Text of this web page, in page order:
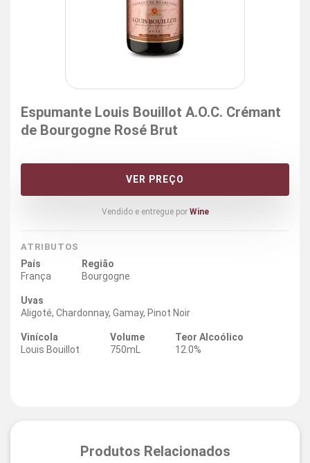
Espumante Louis Bouillot A.O.C. Crémant
de Bourgogne Rosé Brut
VER PREÇO
Vendido e entregue por Wine
ATRIBUTOS
País
França
Região
Bourgogne
Uvas
Aligoté, Chardonnay, Gamay, Pinot Noir
Vinícola
Louis Bouillot
Volume
750mL
Teor Alcoólico
12.0%
Produtos Relacionados